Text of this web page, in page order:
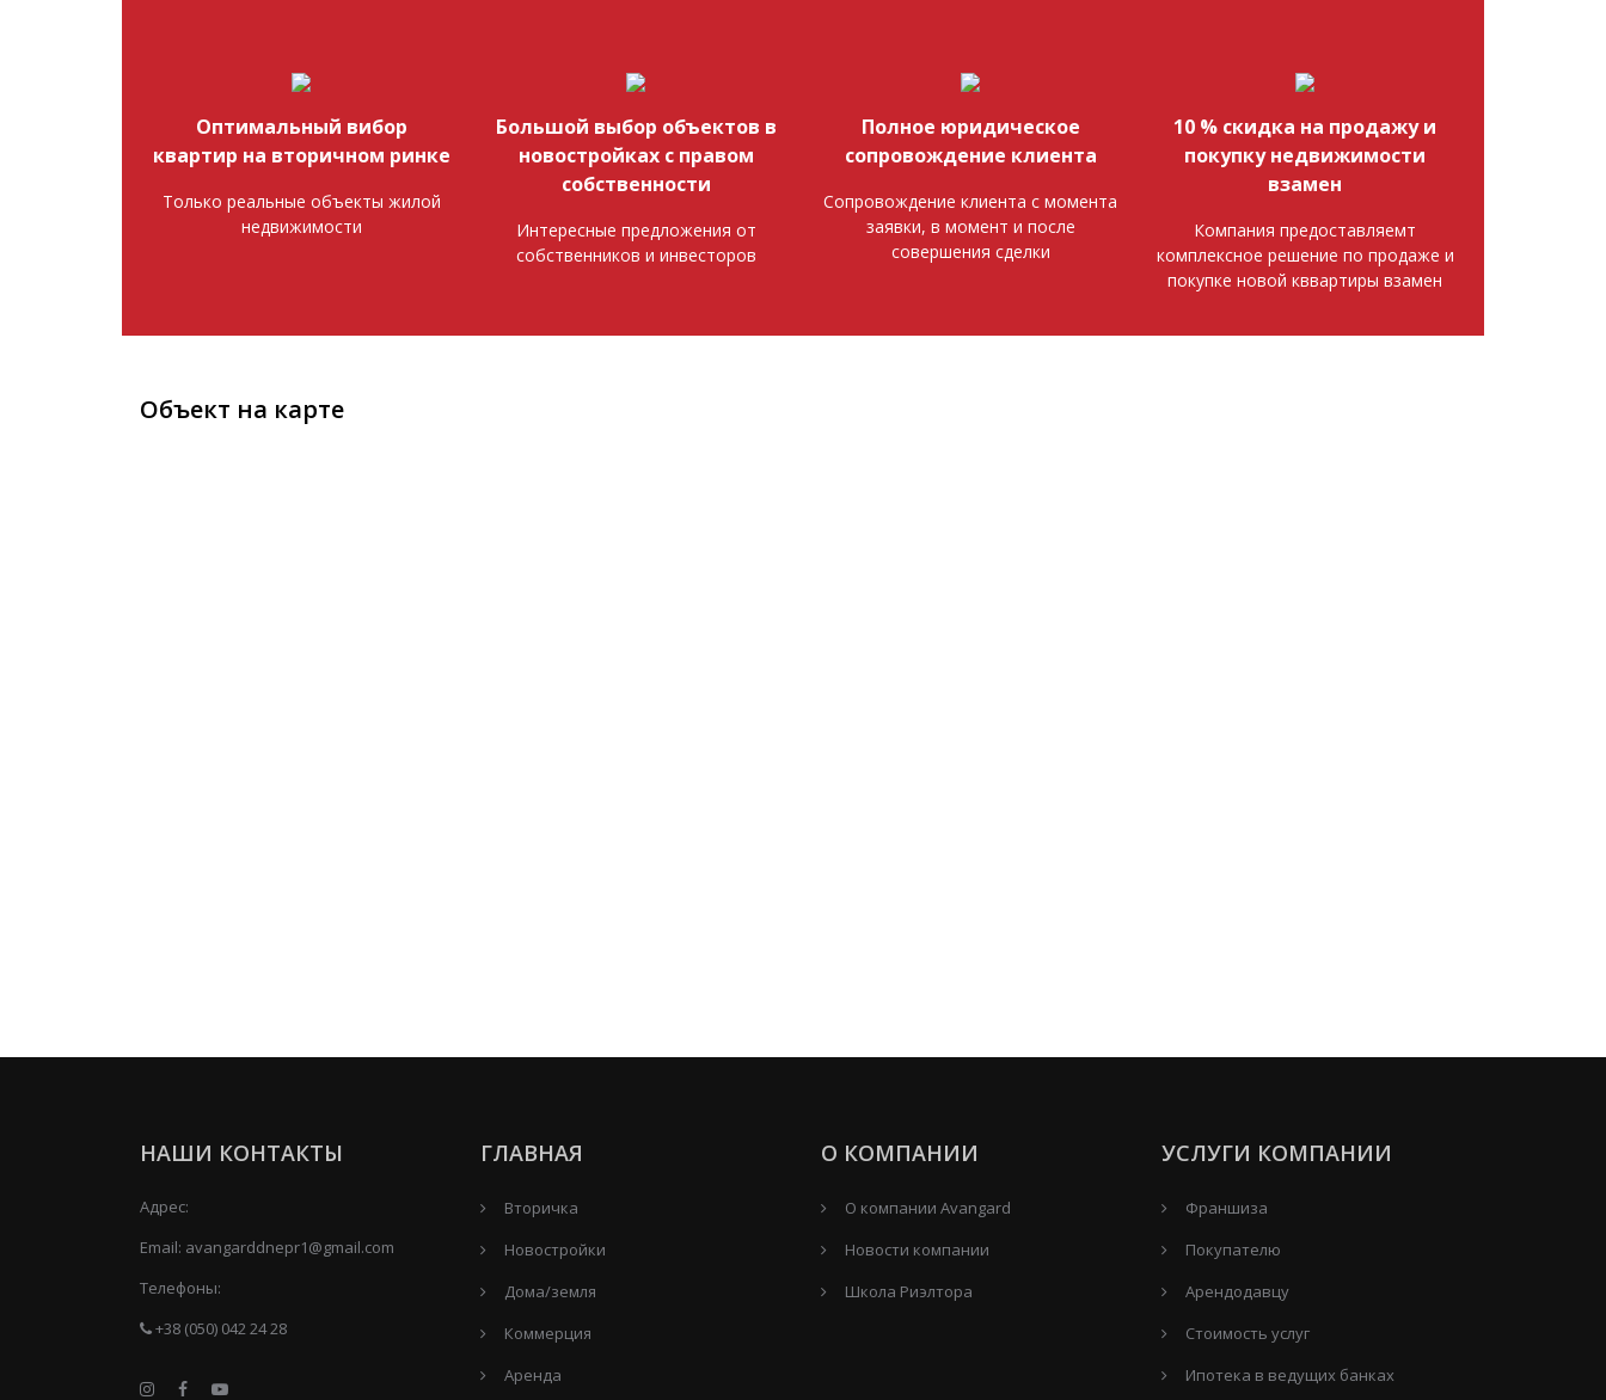
Оптимальный вибор
квартир на вторичном ринке
Только реальные объекты жилой
недвижимости
Большой выбор объектов в
новостройках с правом
собственности
Интересные предложения от
собственников и инвесторов
Полное юридическое
сопровождение клиента
Сопровождение клиента с момента
заявки, в момент и после
совершения сделки
10 % скидка на продажу и
покупку недвижимости
взамен
Компания предоставляемт
комплексное решение по продаже и
покупке новой кввартиры взамен
Объект на карте
НАШИ КОНТАКТЫ
Адрес:
Email: avangarddnepr1@gmail.com
Телефоны:
+38 (050) 042 24 28
ГЛАВНАЯ
Вторичка
Новостройки
Дома/земля
Коммерция
Аренда
О КОМПАНИИ
О компании Avangard
Новости компании
Школа Риэлтора
УСЛУГИ КОМПАНИИ
Франшиза
Покупателю
Арендодавцу
Стоимость услуг
Ипотека в ведущих банках